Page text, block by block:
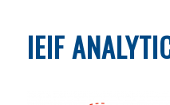
IEIF